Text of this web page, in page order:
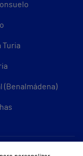
Turia
(Benalmádena)